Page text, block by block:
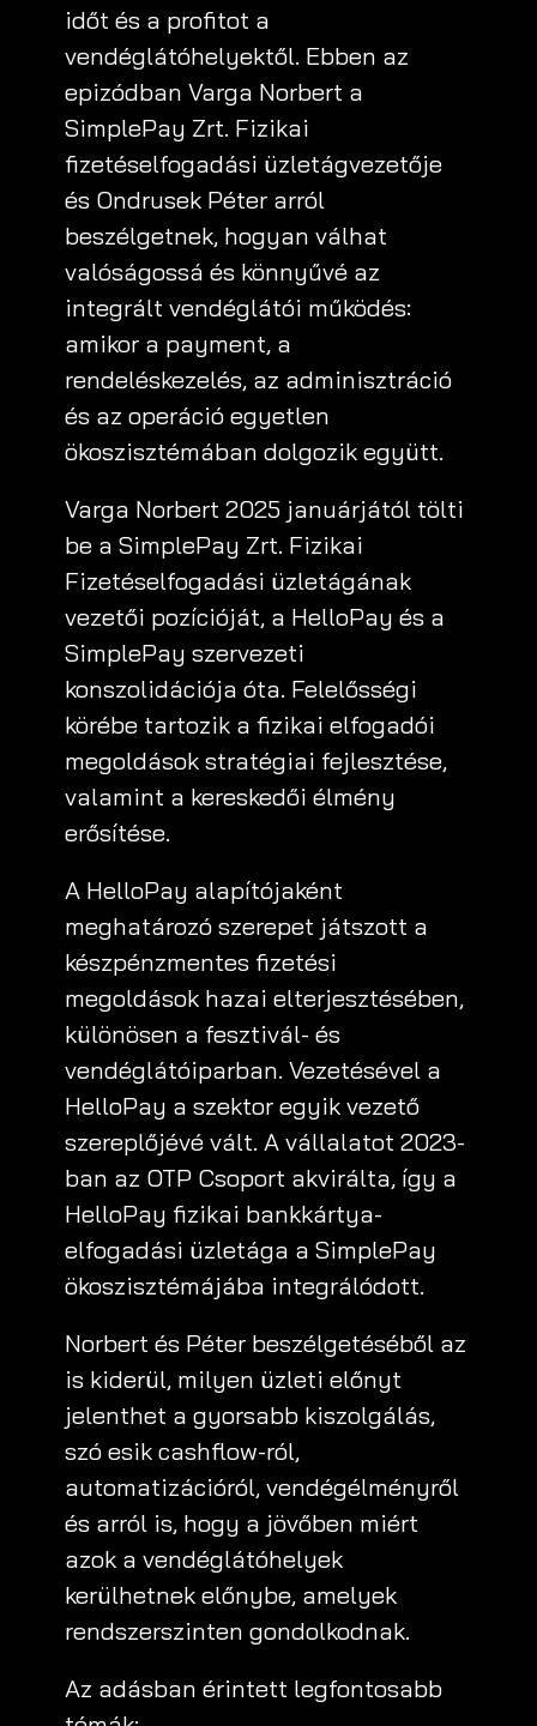
időt és a profitot a
vendéglátóhelyektől. Ebben az
epizódban Varga Norbert a
SimplePay Zrt. Fizikai
fizetéselfogadási üzletágvezetője
és Ondrusek Péter arról
beszélgetnek, hogyan válhat
valóságossá és könnyűvé az
integrált vendéglátói működés:
amikor a payment, a
rendeléskezelés, az adminisztráció
és az operáció egyetlen
ökoszisztémában dolgozik együtt.
Varga Norbert 2025 januárjától tölti
be a SimplePay Zrt. Fizikai
Fizetéselfogadási üzletágának
vezetői pozícióját, a HelloPay és a
SimplePay szervezeti
konszolidációja óta. Felelősségi
körébe tartozik a fizikai elfogadói
megoldások stratégiai fejlesztése,
valamint a kereskedői élmény
erősítése.
A HelloPay alapítójaként
meghatározó szerepet játszott a
készpénzmentes fizetési
megoldások hazai elterjesztésében,
különösen a fesztivál- és
vendéglátóiparban. Vezetésével a
HelloPay a szektor egyik vezető
szereplőjévé vált. A vállalatot 2023-
ban az OTP Csoport akvirálta, így a
HelloPay fizikai bankkártya-
elfogadási üzletága a SimplePay
ökoszisztémájába integrálódott.
Norbert és Péter beszélgetéséből az
is kiderül, milyen üzleti előnyt
jelenthet a gyorsabb kiszolgálás,
szó esik cashflow-ról,
automatizációról, vendégélményről
és arról is, hogy a jövőben miért
azok a vendéglátóhelyek
kerülhetnek előnybe, amelyek
rendszerszinten gondolkodnak.
Az adásban érintett legfontosabb